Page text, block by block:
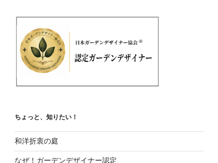
ちょっと、知りたい！
和洋折衷の庭
なぜ！ガーデンデザイナー認定